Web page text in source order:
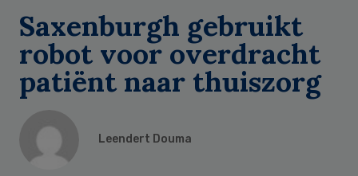
Saxenburgh gebruikt
robot voor overdracht
patiënt naar thuiszorg
Leendert Douma